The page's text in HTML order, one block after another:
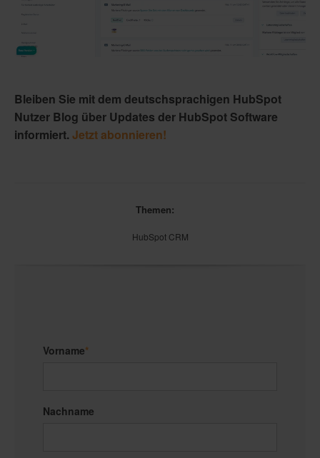
Bleiben Sie mit dem deutschsprachigen HubSpot
Nutzer Blog über Updates der HubSpot Software
informiert. Jetzt abonnieren!
Themen:
HubSpot CRM
Vorname*
Nachname